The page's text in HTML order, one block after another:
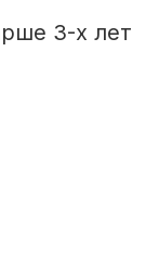
3-х лет